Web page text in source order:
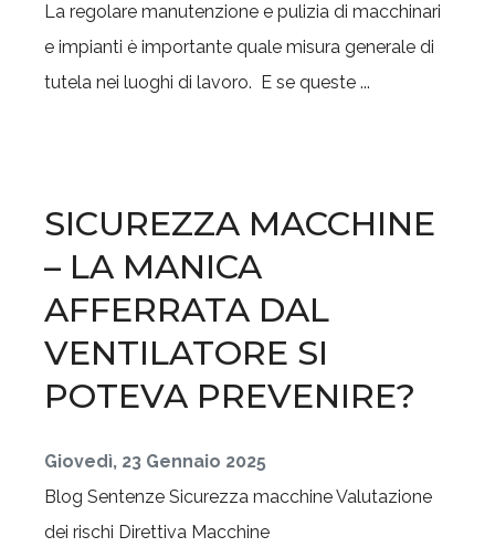
La regolare manutenzione e pulizia di macchinari
e impianti è importante quale misura generale di
tutela nei luoghi di lavoro. E se queste ...
SICUREZZA MACCHINE
– LA MANICA
AFFERRATA DAL
VENTILATORE SI
POTEVA PREVENIRE?
Giovedì, 23 Gennaio 2025
Blog Sentenze Sicurezza macchineValutazione
dei rischi Direttiva Macchine